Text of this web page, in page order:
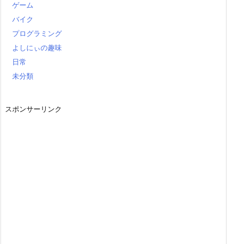
ゲーム
バイク
プログラミング
よしにぃの趣味
日常
未分類
スポンサーリンク